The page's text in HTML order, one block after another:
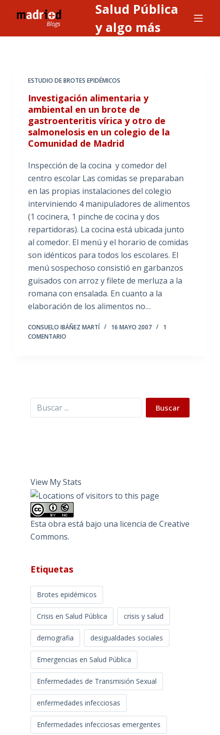
l
Salud Pública
y algo más
ESTUDIO DE BROTES EPIDÉMICOS
Investigación alimentaria y
ambiental en un brote de
gastroenteritis vírica y otro de
salmonelosis en un colegio de la
Comunidad de Madrid
Inspección de la cocina y comedor del
centro escolar Las comidas se preparaban
en las propias instalaciones del colegio
interviniendo 4 manipuladores de alimentos
(1 cocinera, 1 pinche de cocina y dos
repartidoras). La cocina está ubicada junto
al comedor. El menú y el horario de comidas
son idénticos para todos los escolares. El
menú sospechoso consistió en garbanzos
guisados con arroz y filete de merluza a la
romana con ensalada. En cuanto a la
elaboración de los alimentos no…
CONSUELO IBÁÑEZ MARTÍ 16 MAYO 2007
1
COMENTARIO
Buscar Buscar
View My Stats
Esta obra está bajo una licencia de Creative
Commons.
Etiquetas
Brotes epidémicos
Crisis en Salud Pública crisis y salud
demografia desigualdades sociales
Emergencias en Salud Pública
Enfermedades de Transmisión Sexual
enfermedades infecciosas
Enfermedades infecciosas emergentes